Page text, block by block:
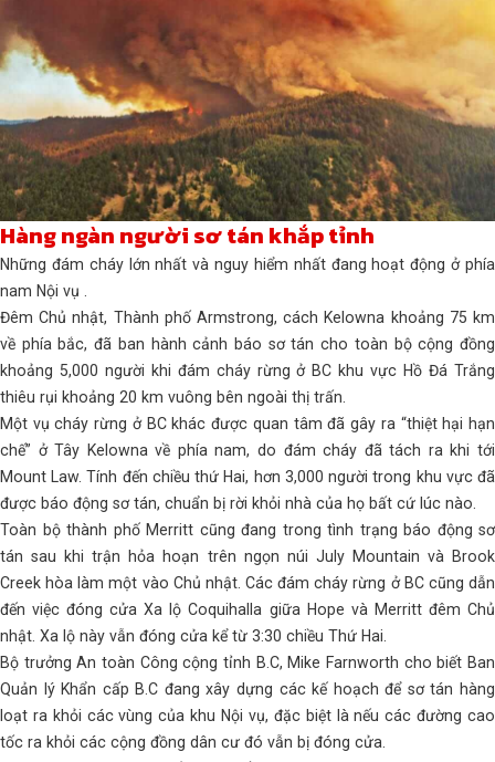
Hàng ngàn người sơ tán khắp tỉnh
Những đám cháy lớn nhất và nguy hiểm nhất đang hoạt động ở phía
nam Nội vụ .
Đêm Chủ nhật, Thành phố Armstrong, cách Kelowna khoảng 75 km
về phía bắc, đã ban hành cảnh báo sơ tán cho toàn bộ cộng đồng
khoảng 5,000 người khi đám cháy rừng ở BC khu vực Hồ Đá Trắng
thiêu rụi khoảng 20 km vuông bên ngoài thị trấn.
Một vụ cháy rừng ở BC khác được quan tâm đã gây ra “thiệt hại hạn
chế” ở Tây Kelowna về phía nam, do đám cháy đã tách ra khi tới
Mount Law. Tính đến chiều thứ Hai, hơn 3,000 người trong khu vực đã
được báo động sơ tán, chuẩn bị rời khỏi nhà của họ bất cứ lúc nào.
Toàn bộ thành phố Merritt cũng đang trong tình trạng báo động sơ
tán sau khi trận hỏa hoạn trên ngọn núi July Mountain và Brook
Creek hòa làm một vào Chủ nhật. Các đám cháy rừng ở BC cũng dẫn
đến việc đóng cửa Xa lộ Coquihalla giữa Hope và Merritt đêm Chủ
nhật. Xa lộ này vẫn đóng cửa kể từ 3:30 chiều Thứ Hai.
Bộ trưởng An toàn Công cộng tỉnh B.C, Mike Farnworth cho biết Ban
Quản lý Khẩn cấp B.C đang xây dựng các kế hoạch để sơ tán hàng
loạt ra khỏi các vùng của khu Nội vụ, đặc biệt là nếu các đường cao
tốc ra khỏi các cộng đồng dân cư đó vẫn bị đóng cửa.